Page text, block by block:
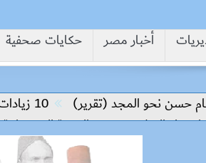
أخبار مصر حكايات صحفية
المجد (تقرير) 10 زيادات في 10 سنوات.. هل حان الوقت لرفع دعم البنزين نهائيا؟
وتحقيق التنمية المستدامة